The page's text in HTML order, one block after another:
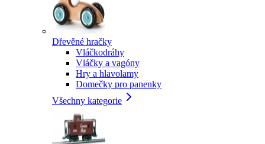
Dřevěné hračky
Vláčkodráhy
Vláčky a vagóny
Hry a hlavolamy
Domečky pro panenky
Všechny kategorie